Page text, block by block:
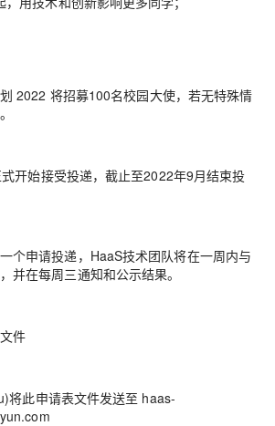
2022 将招募100名校园大使，若无特殊情
开始接受投递，截止至2022年9月结束投
个申请投递，HaaS技术团队将在一周内与
并在每周三通知和公示结果。
件
将此申请表文件发送至 haas-